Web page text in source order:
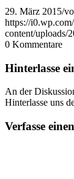
29. März 2015/
https://
content/uploads/
0 Kommentare
Hinterlasse
An der
Hinterlasse uns
Verfasse